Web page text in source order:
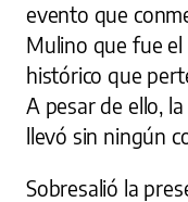
evento que
Mulino que fue el
histórico que
A pesar de ello,
llevó sin ningún
Sobresalió la